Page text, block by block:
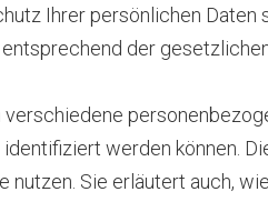
Ihrer persönlichen Daten
der
werden können.
Sie erläutert auch,